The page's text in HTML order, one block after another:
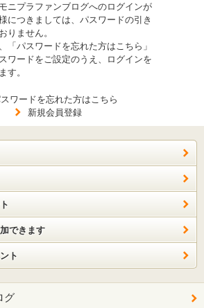
ニプラファンブログへのログインが
につきましては、パスワードの引き
りません。
「パスワードを忘れた方はこちら」
ワードをご設定のうえ、ログインを
す。
ワードを忘れた方はこちら
新規会員登録
できます
ト
グ